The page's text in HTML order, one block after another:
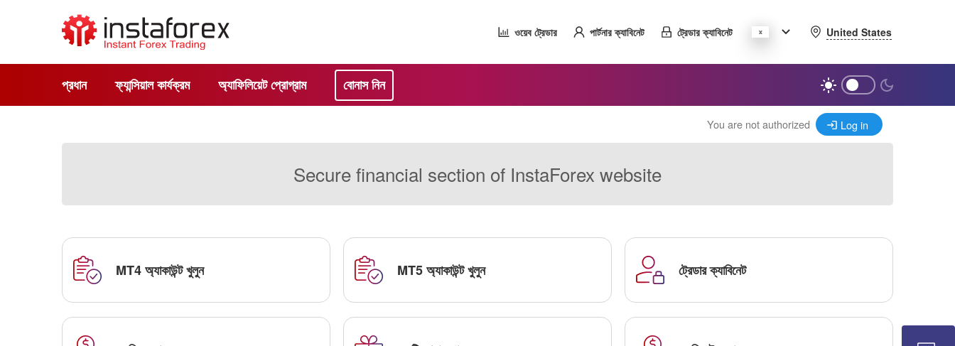
ওয়েব ট্রেডার পার্টনার ক্যাবিনেট ট্রেডার ক্যাবিনেট United States
প্রধান ফ্যান্সিয়াল কার্যক্রম অ্যাফিলিয়েট প্রোগ্রাম বোনাস নিন
You are not authorized Log in
Secure financial section of InstaForex website
MT4 অ্যাকাউন্ট খুলুন MT5 অ্যাকাউন্ট খুলুন ট্রেডার ক্যাবিনেট